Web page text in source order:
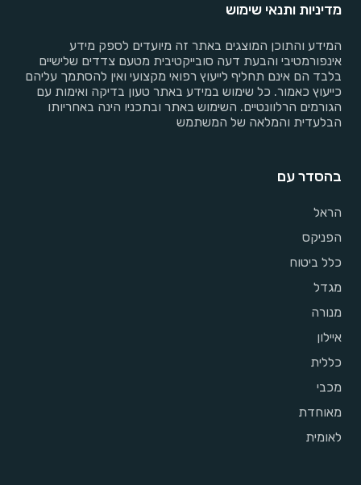
מדיניות ותנאי שימוש
המידע והתוכן המוצגים באתר זה מיועדים לספק מידע
אינפורמטיבי והבעת דעה סובייקטיבית מטעם צדדים שלישיים
בלבד הם אינם תחליף לייעוץ רפואי מקצועי ואין להסתמך עליהם
כייעוץ כאמור. כל שימוש במידע באתר טעון בדיקה ואימות עם
הגורמים הרלוונטיים. השימוש באתר ובתכניו הינה באחריותו
הבלעדית והמלאה של המשתמש
בהסדר עם
הראל
הפניקס
כלל ביטוח
מגדל
מנורה
איילון
כללית
מכבי
מאוחדת
לאומית